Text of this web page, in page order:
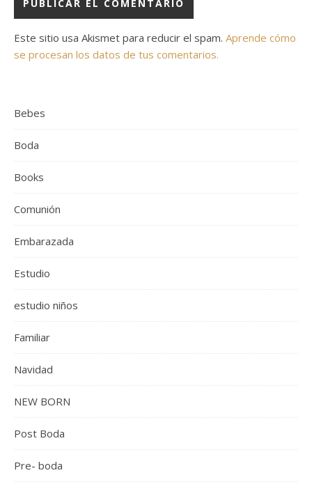
Este sitio usa Akismet para reducir el spam. Aprende cómo
se procesan los datos de tus comentarios.
Bebes
Boda
Books
Comunión
Embarazada
Estudio
estudio niños
Familiar
Navidad
NEW BORN
Post Boda
Pre- boda